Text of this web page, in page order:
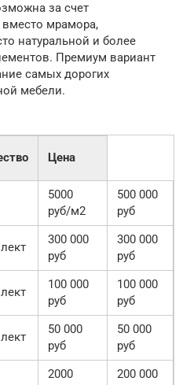
за счет
мрамора,
натуральной и более
Премиум вариант
самых дорогих
мебели.
Цена
5000
руб/м2
500 000
руб
300 000
руб
300 000
руб
100 000
руб
100 000
руб
50 000
руб
50 000
руб
2000
200 000